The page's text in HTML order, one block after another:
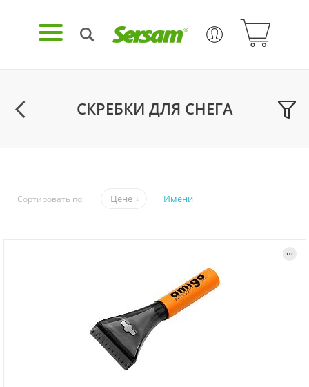
СКРЕБКИ ДЛЯ СНЕГА
Сортировать по: Цене Имени